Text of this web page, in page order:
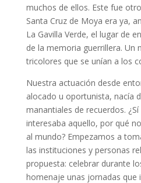
muchos de ellos. Este fue
Santa Cruz de Moya era ya,
La Gavilla Verde, el lugar de
de la memoria guerrillera. Un
tricolores que se unían a los
Nuestra actuación desde
alocado u oportunista, nacía
manantiales de recuerdos.
interesaba aquello, por qué
al mundo? Empezamos a
las instituciones y personas
propuesta: celebrar durante
homenaje unas jornadas que